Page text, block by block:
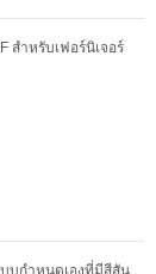
สำหรับเฟอร์นิเจอร์
กำหนดเองที่มีสีสัน